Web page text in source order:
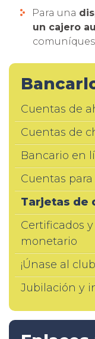
Para una
un cajero
Cuentas de
Cuentas de
Bancario en
Cuentas
Tarjetas de
Certificados
monetario
¡Únase al
Jubilación y